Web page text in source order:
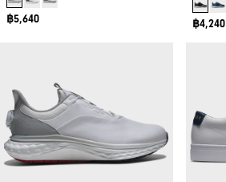
฿5,640 ฿4,240